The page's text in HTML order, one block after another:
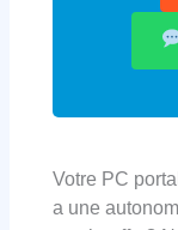
Votre PC
a une